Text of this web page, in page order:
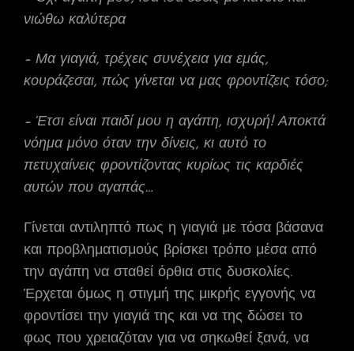
νιώθω καλύτερα
– Μα γιαγιά, τρέχεις συνέχεια για εμάς,
κουράζεσαι, πώς γίνεται να μας φροντίζεις τόσο;
– Έτσι είναι παιδί μου η αγάπη, ισχυρή! Αποκτά
νόημα μόνο όταν την δίνεις, κι αυτό το
πετυχαίνεις φροντίζοντας κυρίως τις καρδιές
αυτών που αγαπάς…
Γίνεται αντιληπτό πως η γιαγιά με τόσα βάσανα
και προβληματισμούς βρίσκει τρόπο μέσα από
την αγάπη να σταθεί όρθια στις δυσκολίες.
Έρχεται όμως η στιγμή της μικρής εγγονής να
φροντίσει την γιαγιά της και να της δώσει το
φως που χρειαζόταν για να σηκωθεί ξανά, να